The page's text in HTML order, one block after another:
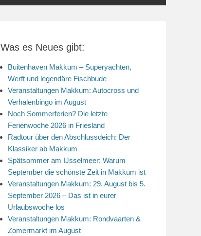
Was es Neues gibt:
Buitenhaven Makkum – Superyachten,
Werft und legendäre Fischbude
Veranstaltungen Makkum: Autocross und
Verhalenbingo im August
Noch Sommerferien? Die letzte
Ferienwoche 2026 in Friesland
Radtour über den Abschlussdeich: Der
Klassiker ab Makkum
Spätsommer am IJsselmeer: Warum
September die schönste Zeit in Makkum ist
Veranstaltungen Makkum: 29. August bis 5.
September 2026 – Das ist in eurer
Urlaubswoche los
Veranstaltungen Makkum: Rondvaarten &
Zomermarkt im August